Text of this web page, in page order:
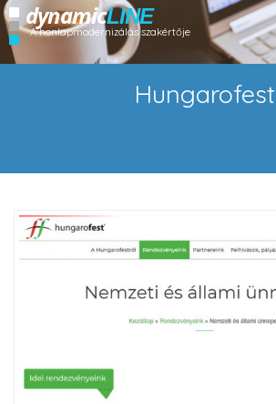
dynamicLINE
A honlapmodernizálás szakértője
Hungarofest